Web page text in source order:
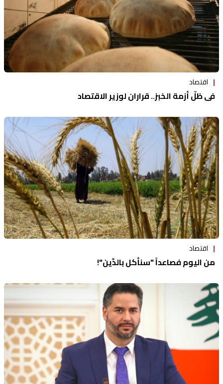
اقتصاد
في ظلّ أزمة الخبز.. قراران لوزير الاقتصاد
اقتصاد
من اليوم فصاعداً "سنأكل بالدَّين"!